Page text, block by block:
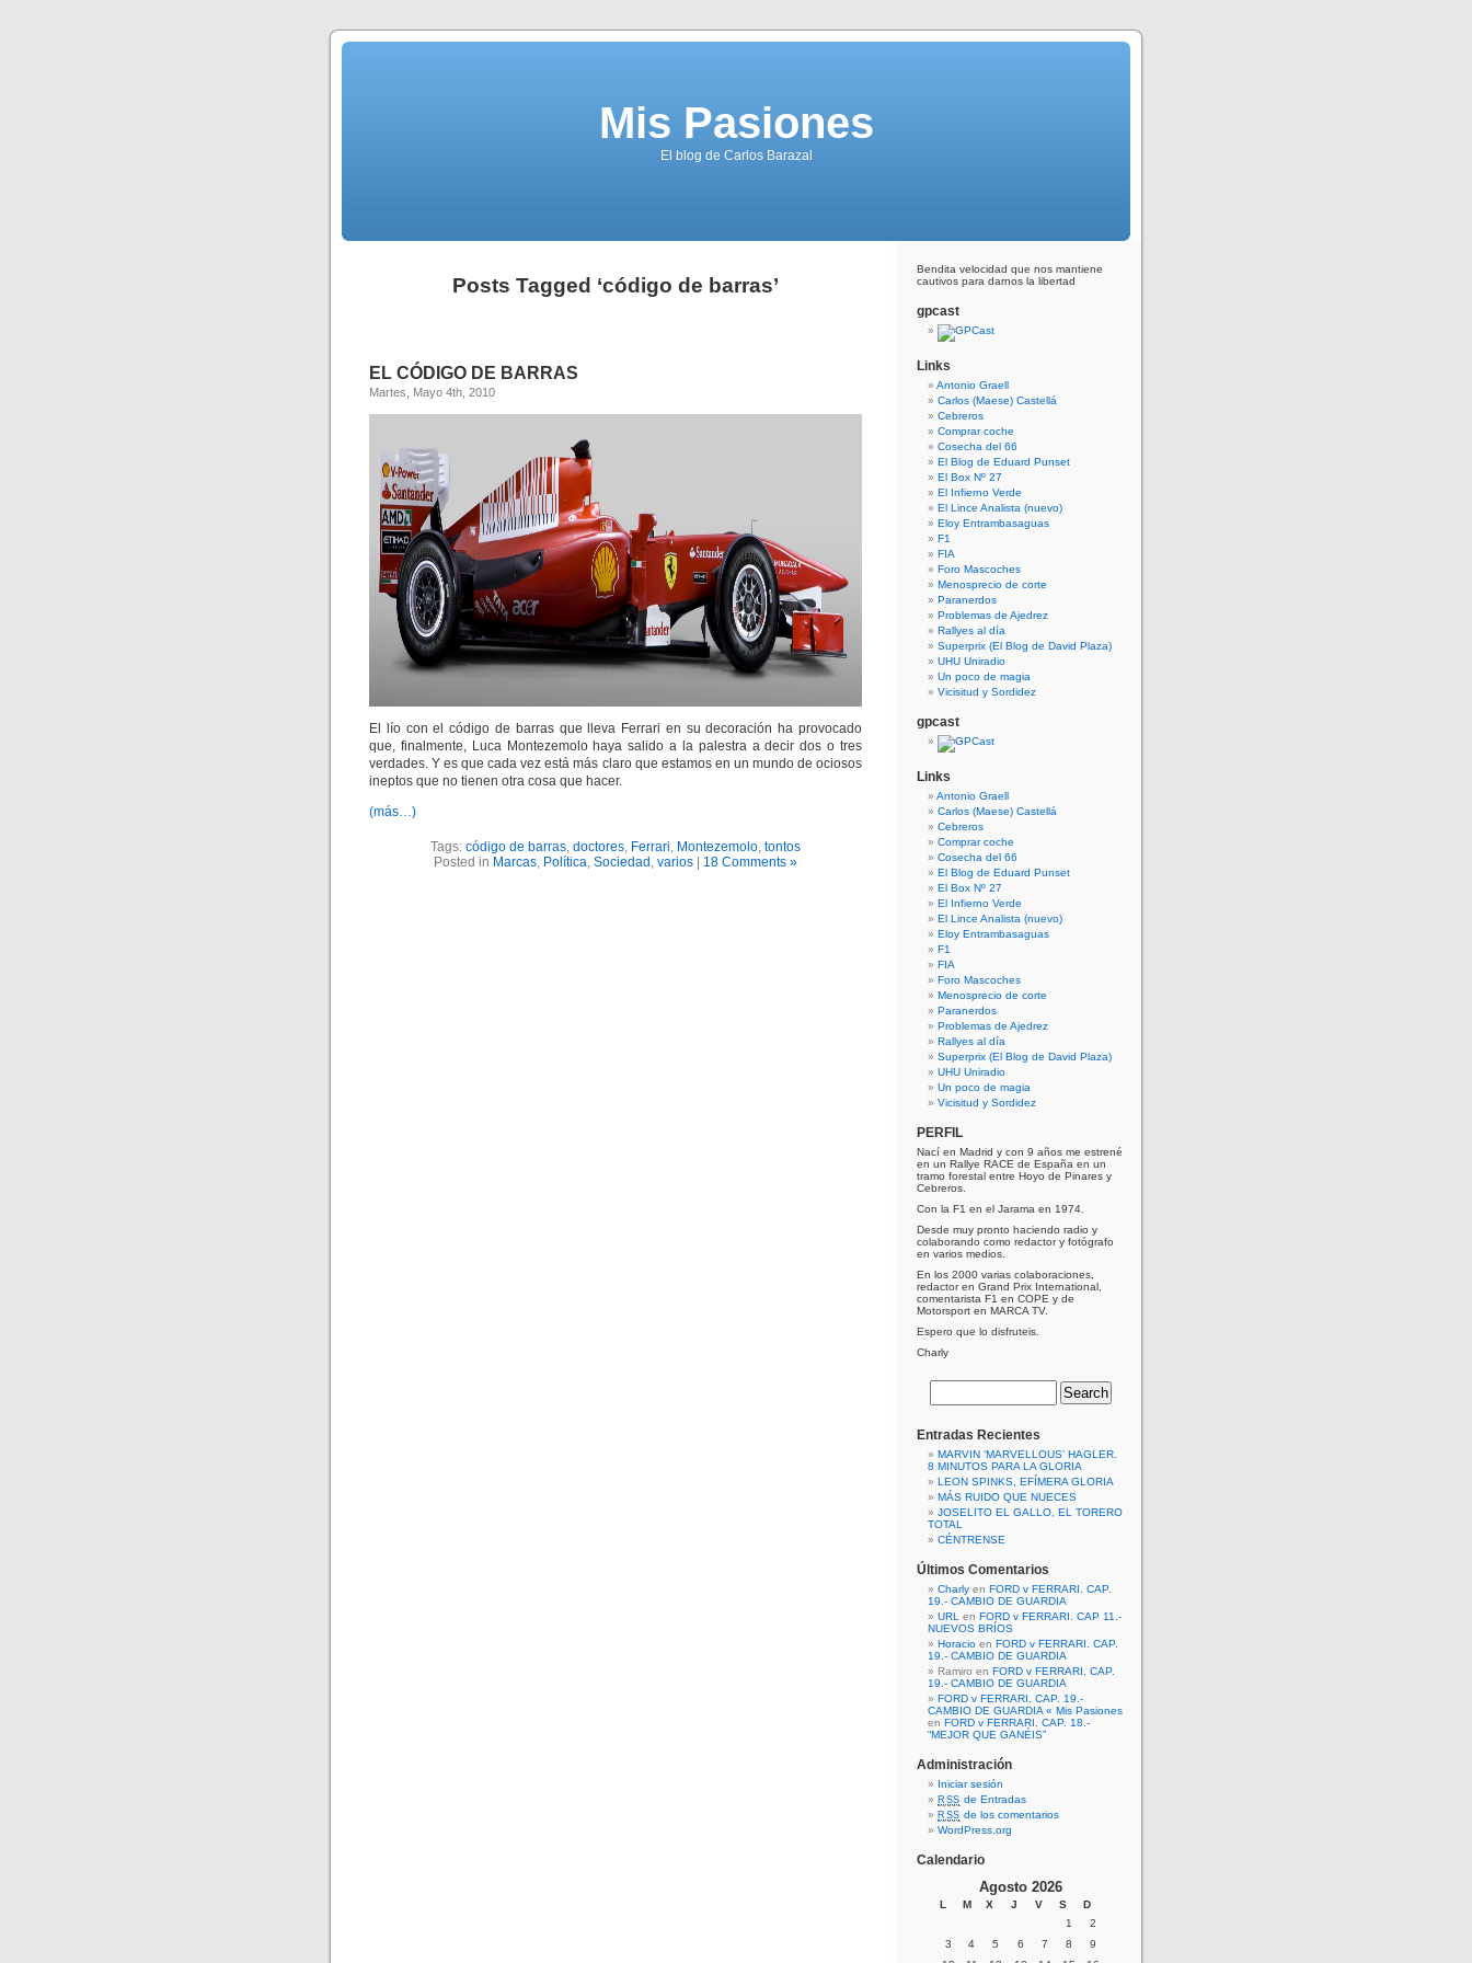
Mis Pasiones
El blog de Carlos Barazal
Posts Tagged ‘código de barras’
EL CÓDIGO DE BARRAS
Martes, Mayo 4th, 2010
El lío con el código de barras que lleva Ferrari en su decoración ha provocado
que, finalmente, Luca Montezemolo haya salido a la palestra a decir dos o tres
verdades. Y es que cada vez está más claro que estamos en un mundo de ociosos
ineptos que no tienen otra cosa que hacer.
(más…)
Tags: código de barras, doctores, Ferrari, Montezemolo, tontos
Posted in Marcas, Política, Sociedad , varios 18 Comments »
Bendita velocidad que nos mantiene
cautivos para darnos la libertad
gpcast
Links
Antonio Graell
Carlos (Maese) Castellá
Cebreros
Comprar coche
Cosecha del 66
El Blog de Eduard Punset
El Box Nº 27
El Infierno Verde
El Lince Analista (nuevo)
Eloy Entrambasaguas
F1
FIA
Foro Mascoches
Menosprecio de corte
Paranerdos
Problemas de Ajedrez
Rallyes al día
Superprix (El Blog de David Plaza)
UHU Uniradio
Un poco de magia
Vicisitud y Sordidez
gpcast
Links
Antonio Graell
Carlos (Maese) Castellá
Cebreros
Comprar coche
Cosecha del 66
El Blog de Eduard Punset
El Box Nº 27
El Infierno Verde
El Lince Analista (nuevo)
Eloy Entrambasaguas
F1
FIA
Foro Mascoches
Menosprecio de corte
Paranerdos
Problemas de Ajedrez
Rallyes al día
Superprix (El Blog de David Plaza)
UHU Uniradio
Un poco de magia
Vicisitud y Sordidez
PERFIL
Nací en Madrid y con 9 años me estrené
en un Rallye RACE de España en un
tramo forestal entre Hoyo de Pinares y
Cebreros.
Con la F1 en el Jarama en 1974.
Desde muy pronto haciendo radio y
colaborando como redactor y fotógrafo
en varios medios.
En los 2000 varias colaboraciones,
redactor en Grand Prix International,
comentarista F1 en COPE y de
Motorsport en MARCA TV.
Espero que lo disfruteis.
Charly
Entradas Recientes
MARVIN ‘MARVELLOUS’ HAGLER.
8 MINUTOS PARA LA GLORIA
LEON SPINKS, EFÍMERA GLORIA
MÁS RUIDO QUE NUECES
JOSELITO EL GALLO, EL TORERO
TOTAL
CÉNTRENSE
Últimos Comentarios
Charly en FORD v FERRARI. CAP.
19.- CAMBIO DE GUARDIA
URL
en FORD v FERRARI. CAP 11.-
NUEVOS BRÍOS
Horacio en FORD v FERRARI. CAP.
19.- CAMBIO DE GUARDIA
Ramiro en FORD v FERRARI. CAP.
19.- CAMBIO DE GUARDIA
FORD v FERRARI. CAP. 19.-
CAMBIO DE GUARDIA « Mis Pasiones
en FORD v FERRARI. CAP. 18.-
“MEJOR QUE GANÉIS”
Administración
Iniciar sesión
RSS de Entradas
RSS de los comentarios
WordPress.org
Calendario
Agosto 2026
L M X J V S
D
1
2
3
4 5 6 7 8
9